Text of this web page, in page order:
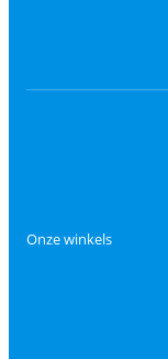
Onze winkels